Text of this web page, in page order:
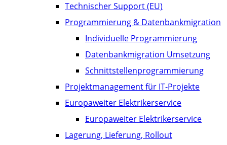
Technischer Support (EU)
Programmierung & Datenbankmigration
Individuelle Programmierung
Datenbankmigration Umsetzung
Schnittstellenprogrammierung
Projektmanagement für IT-Projekte
Europaweiter Elektrikerservice
Europaweiter Elektrikerservice
Lagerung, Lieferung, Rollout